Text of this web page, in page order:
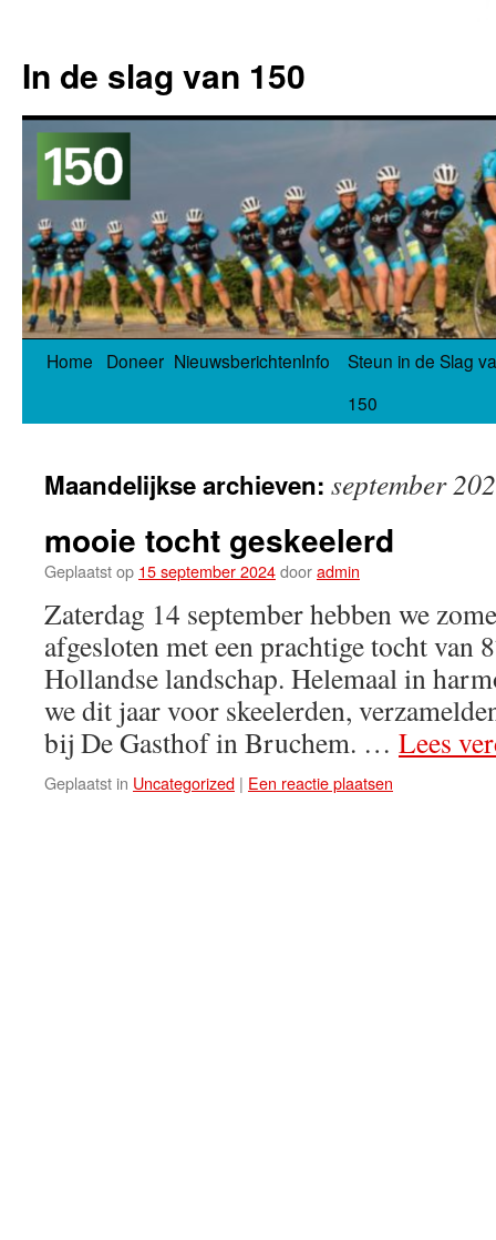
In de slag van 150
Spring
Home Doneer NieuwsberichtenInfo
Steun in de Slag
150
Maandelijkse archieven: september
mooie tocht geskeelerd
Geplaatst op 15 september 2024dooradmin
Zaterdag 14 september hebben we
afgesloten met een prachtige tocht van
Hollandse landschap. Helemaal in
we dit jaar voor skeelerden,
bij De Gasthof in Bruchem. … Lees
Geplaatst in Uncategorized | Een reactie plaatsen